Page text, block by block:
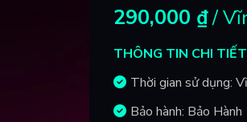
290,000 ₫/
THÔNG TIN CHI TIẾT
Thời gian sử dụng:
Bảo hành: Bảo